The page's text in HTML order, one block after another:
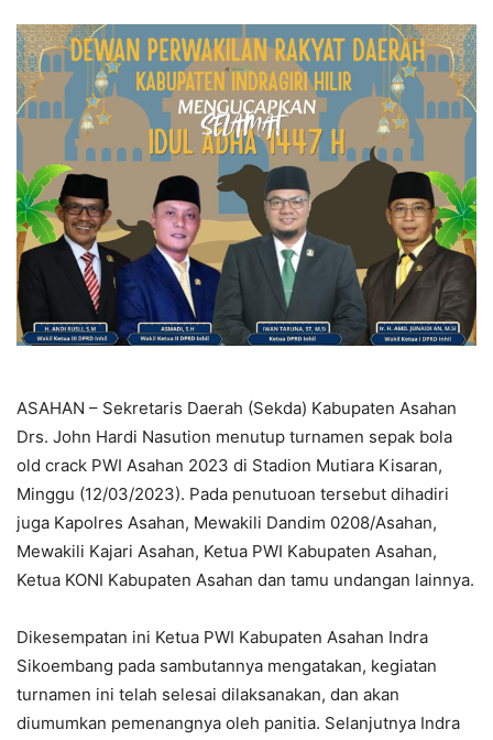
ASAHAN – Sekretaris Daerah (Sekda) Kabupaten Asahan
Drs. John Hardi Nasution menutup turnamen sepak bola
old crack PWI Asahan 2023 di Stadion Mutiara Kisaran,
Minggu (12/03/2023). Pada penutuoan tersebut dihadiri
juga Kapolres Asahan, Mewakili Dandim 0208/Asahan,
Mewakili Kajari Asahan, Ketua PWI Kabupaten Asahan,
Ketua KONI Kabupaten Asahan dan tamu undangan lainnya.
Dikesempatan ini Ketua PWI Kabupaten Asahan Indra
Sikoembang pada sambutannya mengatakan, kegiatan
turnamen ini telah selesai dilaksanakan, dan akan
diumumkan pemenangnya oleh panitia. Selanjutnya Indra